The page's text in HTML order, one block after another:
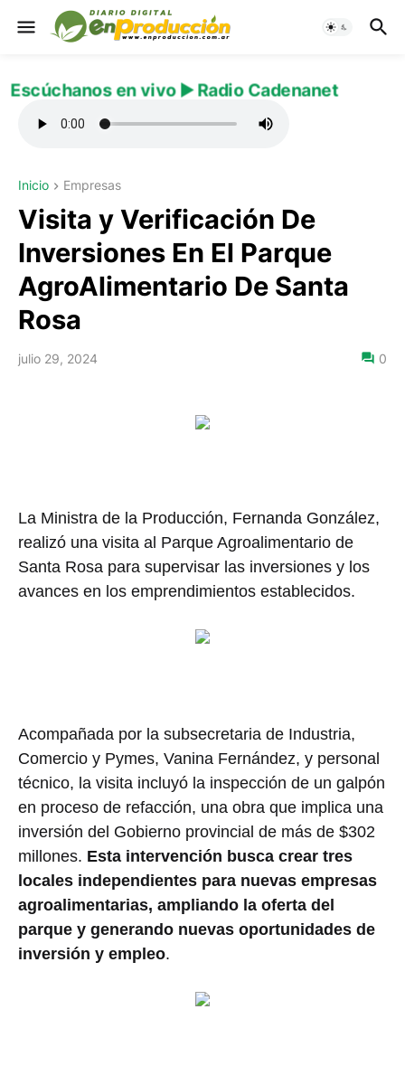
Escúchanos en vivo ▶️ Radio Cadenanet
Inicio Empresas
Visita y Verificación De
Inversiones En El Parque
AgroAlimentario De Santa
Rosa
julio 29, 2024 0
La Ministra de la Producción, Fernanda González,
realizó una visita al Parque Agroalimentario de
Santa Rosa para supervisar las inversiones y los
avances en los emprendimientos establecidos.
Acompañada por la subsecretaria de Industria,
Comercio y Pymes, Vanina Fernández, y personal
técnico, la visita incluyó la inspección de un galpón
en proceso de refacción, una obra que implica una
inversión del Gobierno provincial de más de $302
millones. Esta intervención busca crear tres
locales independientes para nuevas empresas
agroalimentarias, ampliando la oferta del
parque y generando nuevas oportunidades de
inversión y empleo.